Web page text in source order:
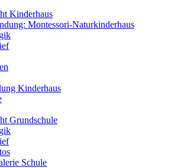
Kinderhaus
Montessori-Naturkinderhaus
Kinderhaus
Grundschule
Schule